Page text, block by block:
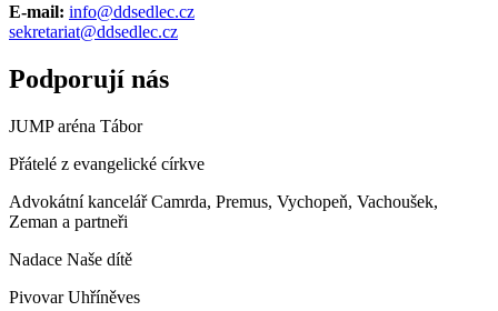
E-mail: info@ddsedlec.cz
sekretariat@ddsedlec.cz
Podporují nás
JUMP aréna Tábor
Přátelé z evangelické církve
Advokátní kancelář Camrda, Premus, Vychopeň, Vachoušek,
Zeman a partneři
Nadace Naše dítě
Pivovar Uhříněves